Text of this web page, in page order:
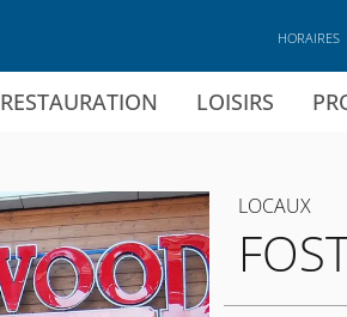
RESTAURATION LOISIRS
HORAIRES
LOCAUX